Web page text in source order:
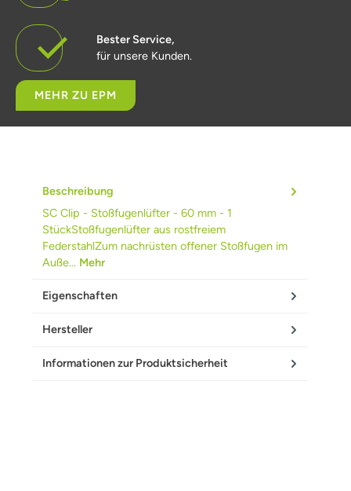
Bester Service,
für unsere Kunden.
MEHR ZU EPM
Beschreibung
SC Clip - Stoßfugenlüfter - 60 mm - 1
StückStoßfugenlüfter aus rostfreiem
FederstahlZum nachrüsten offener Stoßfugen im
Auße… Mehr
Eigenschaften
Hersteller
Informationen zur Produktsicherheit